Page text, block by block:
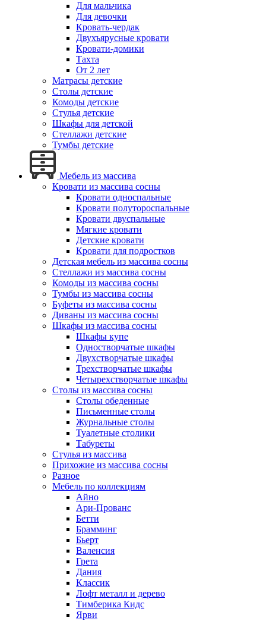
Для мальчика
Для девочки
Кровать-чердак
Двухъярусные кровати
Кровати-домики
Тахта
От 2 лет
Матрасы детские
Столы детские
Комоды детские
Стулья детские
Шкафы для детской
Стеллажи детские
Тумбы детские
Мебель из массива
Кровати из массива сосны
Кровати односпальные
Кровати полутороспальные
Кровати двуспальные
Мягкие кровати
Детские кровати
Кровати для подростков
Детская мебель из массива сосны
Стеллажи из массива сосны
Комоды из массива сосны
Тумбы из массива сосны
Буфеты из массива сосны
Диваны из массива сосны
Шкафы из массива сосны
Шкафы купе
Одностворчатые шкафы
Двухстворчатые шкафы
Трехстворчатые шкафы
Четырехстворчатые шкафы
Столы из массива сосны
Столы обеденные
Письменные столы
Журнальные столы
Туалетные столики
Табуреты
Стулья из массива
Прихожие из массива сосны
Разное
Мебель по коллекциям
Айно
Ари-Прованс
Бетти
Брамминг
Бьерт
Валенсия
Грета
Дания
Классик
Лофт металл и дерево
Тимберика Кидс
Ярви